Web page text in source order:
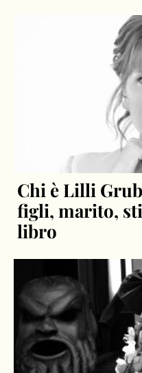
Chi è Lilli
figli, marito,
libro